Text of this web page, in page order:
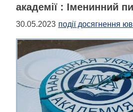
академії : Іменинний
30.05.2023 події досягнення